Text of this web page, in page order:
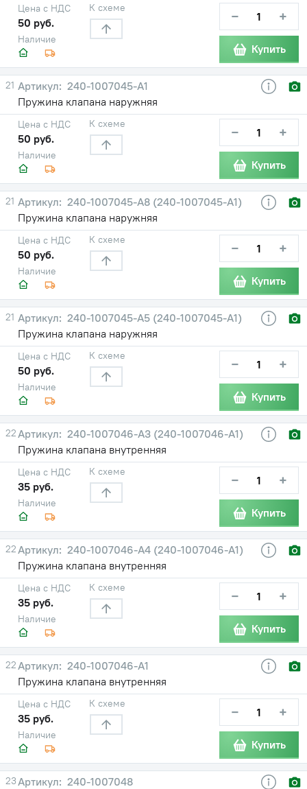
Наличие
Цена с НДС
50 руб.
К схеме − +
Купить
21
240-1007045-А1
Пружина клапана наружняя
Наличие
Цена с НДС
50 руб.
К схеме − +
Купить
21
240-1007045-А8 (240-1007045-А1)
Пружина клапана наружняя
Наличие
Цена с НДС
50 руб.
К схеме − +
Купить
21
240-1007045-А5 (240-1007045-А1)
Пружина клапана наружняя
Наличие
Цена с НДС
50 руб.
К схеме − +
Купить
22
240-1007046-А3 (240-1007046-А1)
Пружина клапана внутренняя
Наличие
Цена с НДС
35 руб.
К схеме − +
Купить
22
240-1007046-А4 (240-1007046-А1)
Пружина клапана внутренняя
Наличие
Цена с НДС
35 руб.
К схеме − +
Купить
22
240-1007046-А1
Пружина клапана внутренняя
Наличие
Цена с НДС
35 руб.
К схеме − +
Купить
23
240-1007048